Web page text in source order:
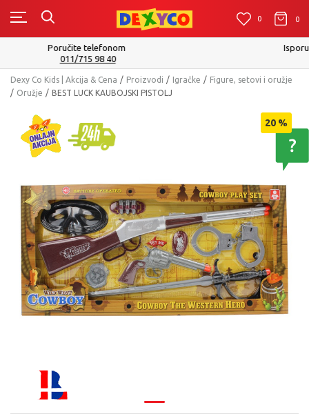
0 0 0
Isporuku možete očekivati u roku od 2 do 4 radna dana!
Dexy Co Kids | Akcija & Cena Proizvodi Igračke
Figure, setovi i oružje
Oružje
BEST LUCK KAUBOJSKI PISTOLJ
20 %